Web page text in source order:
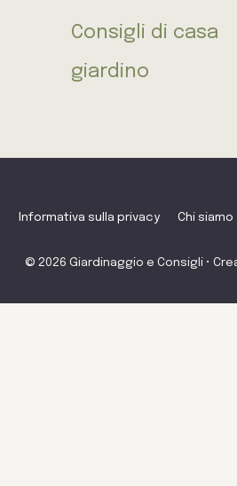
Consigli di casa
giardino
Informativa sulla privacy Chi siamo
© 2026 Giardinaggio e Consigli •